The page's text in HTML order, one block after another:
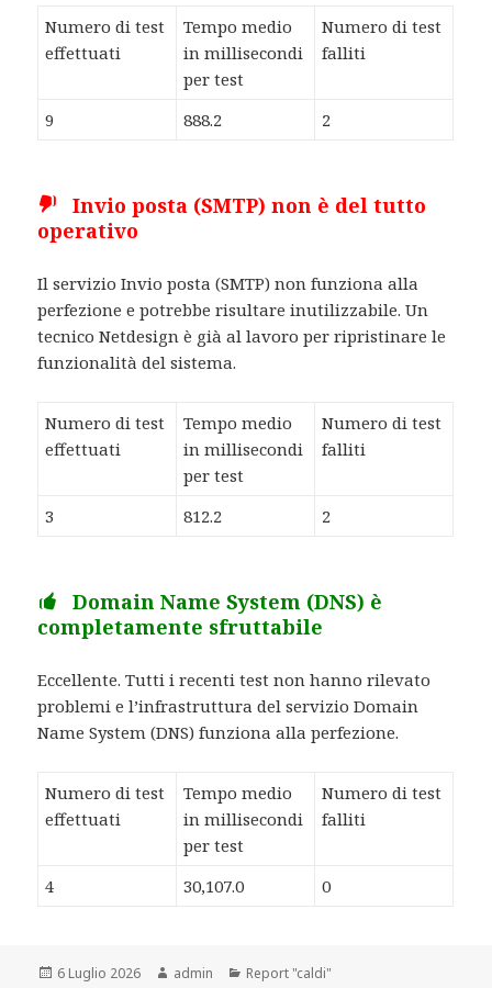
Numero di test
effettuati
Tempo medio
in millisecondi
per test
Numero di test
falliti
9 888.2 2
Invio posta (SMTP) non è del tutto
operativo
Il servizio Invio posta (SMTP) non funziona alla
perfezione e potrebbe risultare inutilizzabile. Un
tecnico Netdesign è già al lavoro per ripristinare le
funzionalità del sistema.
Numero di test
effettuati
Tempo medio
in millisecondi
per test
Numero di test
falliti
3 812.2 2
Domain Name System (DNS) è
completamente sfruttabile
Eccellente. Tutti i recenti test non hanno rilevato
problemi e l’infrastruttura del servizio Domain
Name System (DNS) funziona alla perfezione.
Numero di test
effettuati
Tempo medio
in millisecondi
per test
Numero di test
falliti
4 30,107.0 0
Scritto
6 Luglio 2026 Autore
admin Categorie
Report "caldi"